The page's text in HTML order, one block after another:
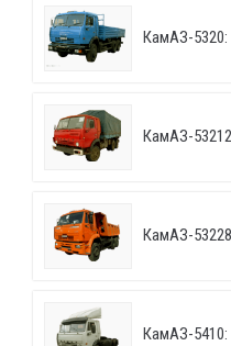
КамАЗ-5320:
КамАЗ-
КамАЗ-
КамАЗ-5410: